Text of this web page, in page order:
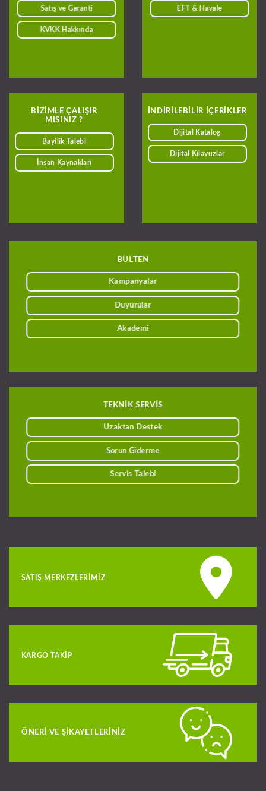
Satış ve Garanti
KVKK Hakkında
BIZIMLE ÇALIŞIR
MISINIZ ?
Bayilik Talebi
İnsan Kaynakları
EFT & Havale
INDIRILEBILIR IÇERIKLER
Dijital Katalog
Dijital Kılavuzlar
BÜLTEN
Kampanyalar
Duyurular
Akademi
TEKNİK SERVİS
Uzaktan Destek
Sorun Giderme
Servis Talebi
SATIŞ MERKEZLERIMIZ
KARGO TAKIP
ÖNERI VE ŞIKAYETLERINIZ